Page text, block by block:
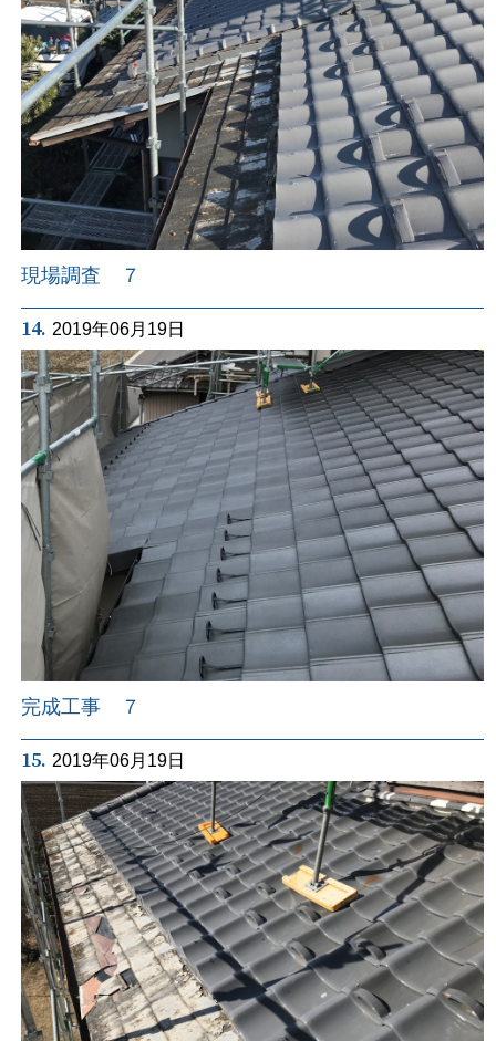
現場調査 ７
14. 2019年06月19日
完成工事 ７
15. 2019年06月19日